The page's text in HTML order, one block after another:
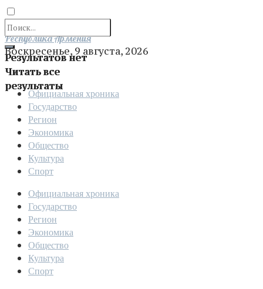
Результатов нет
Читать все
результаты
Отправить
Республика Армения
Воскресенье, 9 августа, 2026
Официальная хроника
Государство
Регион
Экономика
Общество
Культура
Спорт
Официальная хроника
Государство
Регион
Экономика
Общество
Культура
Спорт